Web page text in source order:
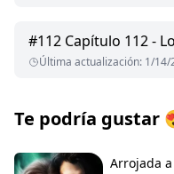
#112 Capítulo 112 -
Última actualización: 1/14/
Te podría gustar
Arrojada